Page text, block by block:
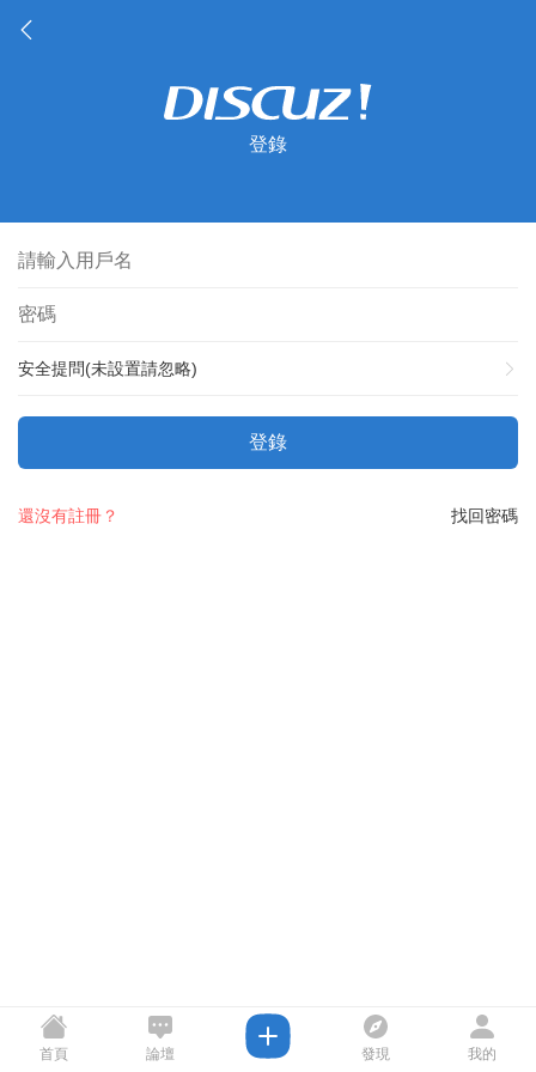
登錄
安全提問(未設置請忽略)
登錄
找回密碼
還沒有註冊？
首頁 論壇 發現 我的